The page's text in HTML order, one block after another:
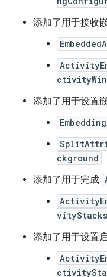
添加了用于接收
添加了用于设置
ckground
添加了用于完成
vityStacks
添加了用于设置